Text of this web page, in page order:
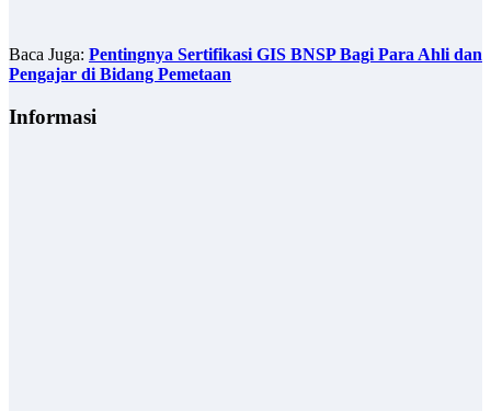
Baca Juga: Pentingnya Sertifikasi GIS BNSP Bagi Para Ahli dan
Pengajar di Bidang Pemetaan
Informasi